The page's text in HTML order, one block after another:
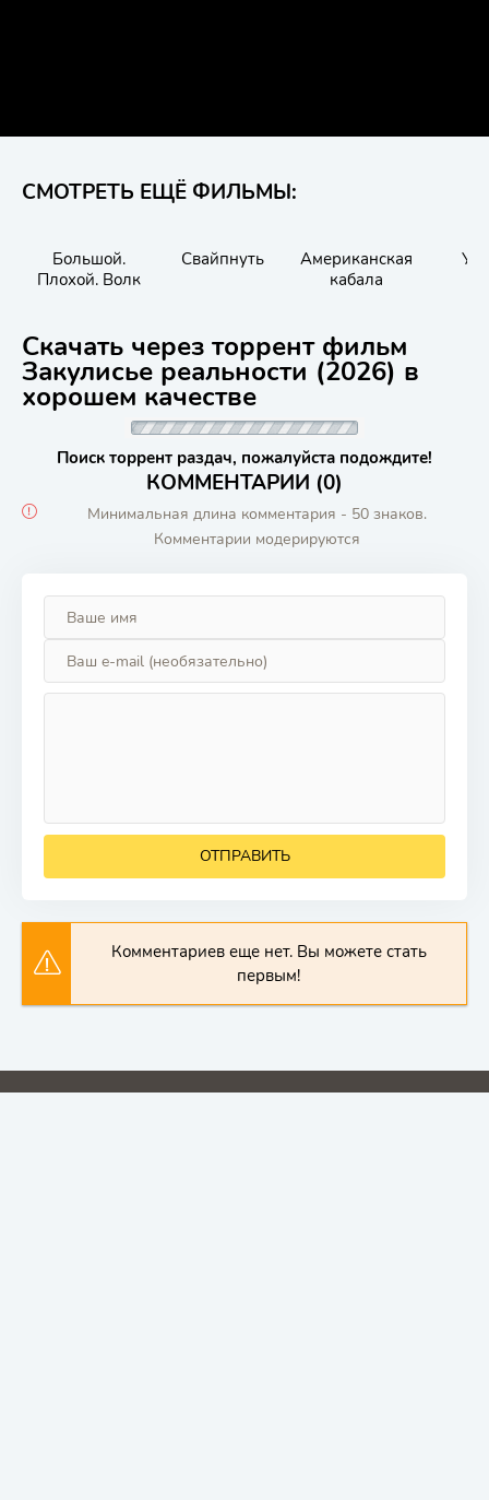
СМОТРЕТЬ ЕЩЁ ФИЛЬМЫ:
Большой.
Плохой. Волк
Свайпнуть
Американская
кабала
Скачать через торрент фильм
Закулисье реальности (2026) в
хорошем качестве
Поиск торрент раздач, пожалуйста подождите!
КОММЕНТАРИИ (0)
Минимальная длина комментария - 50 знаков.
Комментарии модерируются
ОТПРАВИТЬ
Комментариев еще нет. Вы можете стать
первым!